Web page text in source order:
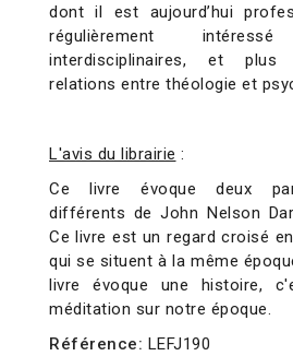
dont il est aujourd’hui
régulièrement
interdisciplinaires, et plus
relations entre théologie et
L'avis du librairie :
Ce livre évoque deux
différents de John Nelson
Ce livre est un regard croisé
qui se situent à la même
livre évoque une histoire,
méditation sur notre époque.
Référence: LEFJ190